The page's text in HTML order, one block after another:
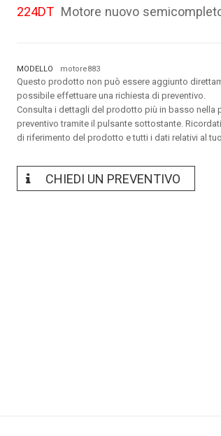
224DT Motore nuovo
MODELLO motore883
Questo prodotto non può essere aggiunto
possibile effettuare una richiesta di preventivo.
Consulta i dettagli del prodotto più in basso nella
preventivo tramite il pulsante sottostante.
di riferimento del prodotto e tutti i dati relativi al
CHIEDI UN PREVENTIVO